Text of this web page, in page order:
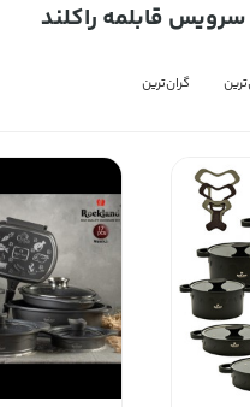
سرویس قابلمه راکلند
گران‌ترین